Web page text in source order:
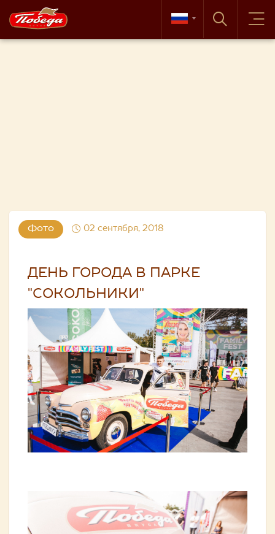
Фото 02 сентября, 2018
ДЕНЬ ГОРОДА В ПАРКЕ
"СОКОЛЬНИКИ"